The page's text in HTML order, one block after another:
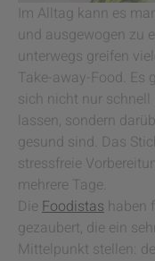
Im Alltag kann es
und ausgewogen zu
unterwegs greifen
Take-away-Food. Es
sich nicht nur
lassen, sondern
gesund sind. Das
stressfreie
mehrere Tage.
Die Foodistas haben
gezaubert, die ein
Mittelpunkt stellen: